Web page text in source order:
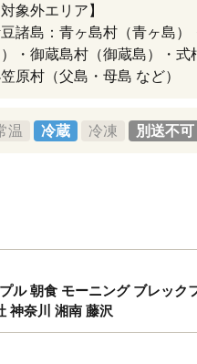
対象外エリア】
諸島：青ヶ島村（青ヶ島）
・御蔵島村（御蔵島）・式
原村（父島・母島 など）
温 冷蔵 冷凍 別送不可
ル 朝食 モーニング ブレック
神奈川 湘南 藤沢